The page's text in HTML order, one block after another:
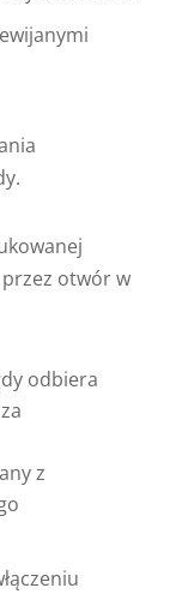
otwór w
odbiera
z